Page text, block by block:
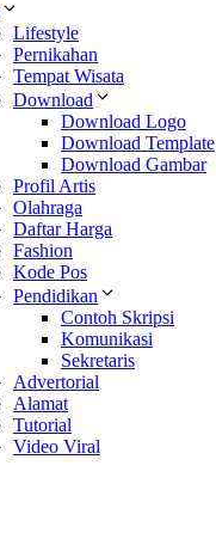
Lifestyle
Pernikahan
Tempat Wisata
Download
Download Logo
Download Template
Download Gambar
Profil Artis
Olahraga
Daftar Harga
Fashion
Kode Pos
Pendidikan
Contoh Skripsi
Komunikasi
Sekretaris
Advertorial
Alamat
Tutorial
Video Viral